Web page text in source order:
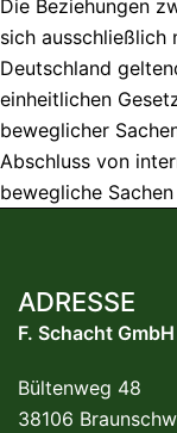
Die Beziehungen
sich ausschließlich
Deutschland
einheitlichen
beweglicher
Abschluss von
bewegliche
ADRESSE
F. Schacht
Bültenweg 48
38106